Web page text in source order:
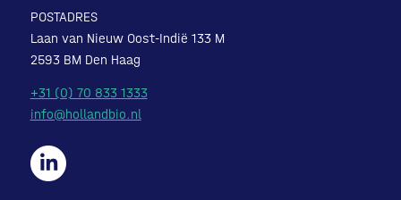
POSTADRES
Laan van Nieuw Oost-Indië 133 M
2593 BM Den Haag
+31 (0) 70 833 1333
info@hollandbio.nl